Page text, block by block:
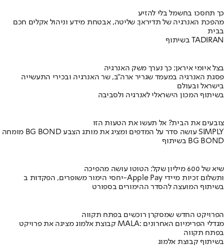
כך תחסכו בחשמל בלי להזיע
מהפכת האנרגיה של תדיראן: שליטה, אבטחת מידע וניהול אקלים חכם
בבית
בשיתוף TADIRAN
בצל איומי איראן: כך נערך משק האנרגיה
פסגת האנרגיה במעמד שגריר ארה"ב, שר האנרגיה ובכירי התעשייה
בישראל ובעולם
בשיתוף המכון הישראלי לאנרגיה ולסביבה
צובעים את הבית? אל תעשו את הטעות הזו
מומחה BG BOND עושה סדר על המדפים ומציג את מותג הצבע SIMPLY
בשיתוף BG BOND
שיא של 600 מיליון שקל: הטוטו עושה מהפיכה
יחסי הימור משופרים, הפקדות ב-Apple Pay ותשלום זכיות מיידי
בשיתוף המועצה להסדר ההימורים בספורט
הפרויקט החדש שמסקרן רוכשים בפתח תקווה
קבוצת אלמוג מציגה את פרויקט MALA: מגדלי הפרימיום האחרונים
בפתח תקווה
בשיתוף קבוצת אלמוג